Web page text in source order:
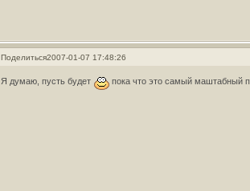
Поделиться2007-01-07 17:48:26
Я думаю, пусть будет пока что это самый маштабный